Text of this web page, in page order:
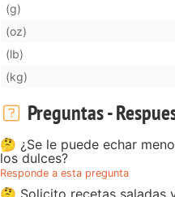
(g)
(oz)
(lb)
(kg)
Preguntas -
🤔 ¿Se le puede echar
los dulces?
Responde a esta pregunta
🤔 Solicito recetas saladas